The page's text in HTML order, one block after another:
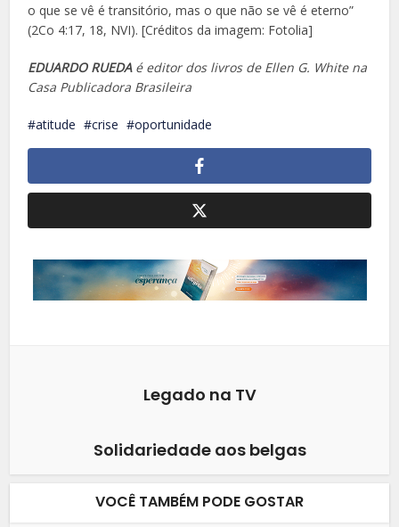
o que se vê é transitório, mas o que não se vê é eterno”
(2Co 4:17, 18, NVI). [Créditos da imagem: Fotolia]
EDUARDO RUEDAé editor dos livros de Ellen G. White na
Casa Publicadora Brasileira
atitude crise oportunidade
Legado na TV
Solidariedade aos belgas
VOCÊ TAMBÉM PODE GOSTAR